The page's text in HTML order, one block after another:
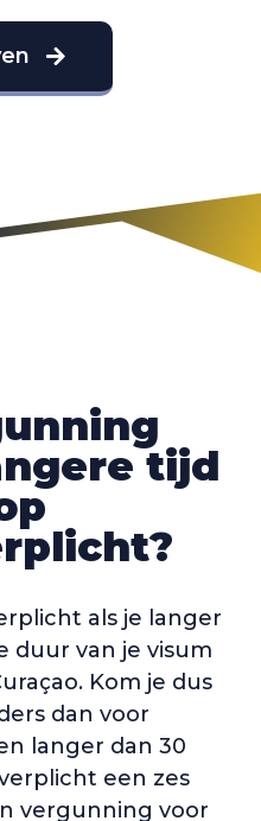
tijd
als je langer
duur van je visum
Kom je dus
dan voor
langer dan 30
een zes
vergunning voor